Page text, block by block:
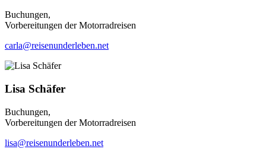
Buchungen,
Vorbereitungen der Motorradreisen
carla@reisenunderleben.net
Lisa Schäfer
Buchungen,
Vorbereitungen der Motorradreisen
lisa@reisenunderleben.net